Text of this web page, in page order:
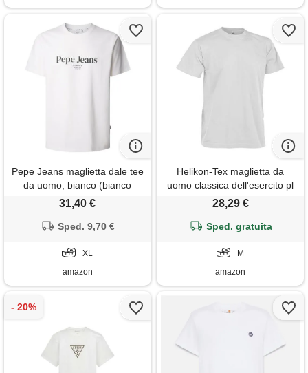
Pepe Jeans maglietta dale tee
da uomo, bianco (bianco
sporco), xl
31,40 €
Sped. 9,70 €
XL
amazon
Helikon-Tex maglietta da
uomo classica dell'esercito pl
woodland (confezione da 1),
28,29 €
Sped. gratuita
M
amazon